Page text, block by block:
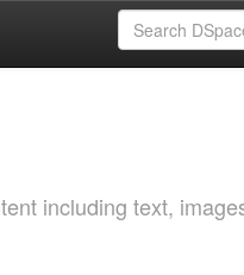
including text,